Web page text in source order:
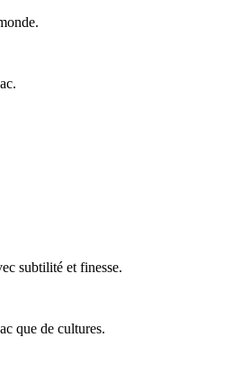
subtilité et finesse.
que de cultures.